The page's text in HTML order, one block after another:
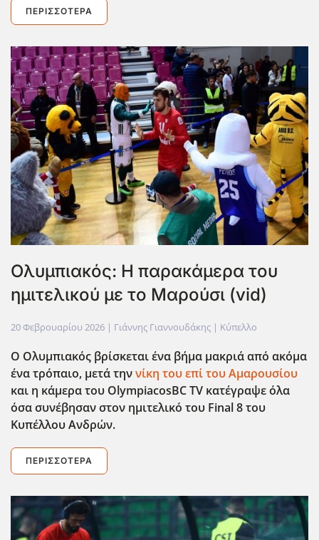
ΠΕΡΙΣΣΌΤΕΡΑ
Ολυμπιακός: Η παρακάμερα του
ημιτελικού με το Μαρούσι (vid)
20 Φεβρουαρίου 2026 | Γιάννης Γιαννουδάκης | Κύπελλο
Ο Ολυμπιακός βρίσκεται ένα βήμα μακριά από ακόμα
ένα τρόπαιο, μετά τηννίκη του επί του Αμαρουσίου
και η κάμερα του OlympiacosBCTV κατέγραψε όλα
όσα συνέβησαν στον ημιτελικό του Final8 του
Κυπέλλου Ανδρών.
ΠΕΡΙΣΣΌΤΕΡΑ